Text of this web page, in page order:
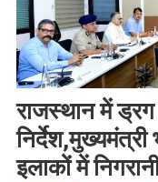
राजस्थान में
निर्देश,मुख्यमंत्री
इलाकों में